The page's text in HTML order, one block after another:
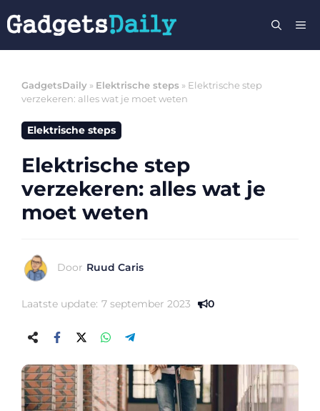
naar
de
GadgetsDaily » Elektrische steps » Elektrische step
verzekeren: alles wat je moet weten
Elektrische steps
Elektrische step
verzekeren: alles wat je
moet weten
Door Ruud Caris
Laatste update: 7 september 2023 0